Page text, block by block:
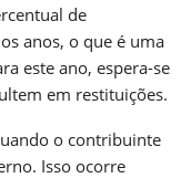
de
anos, o que é uma
este ano, espera-se
em restituições.
o contribuinte
Isso ocorre